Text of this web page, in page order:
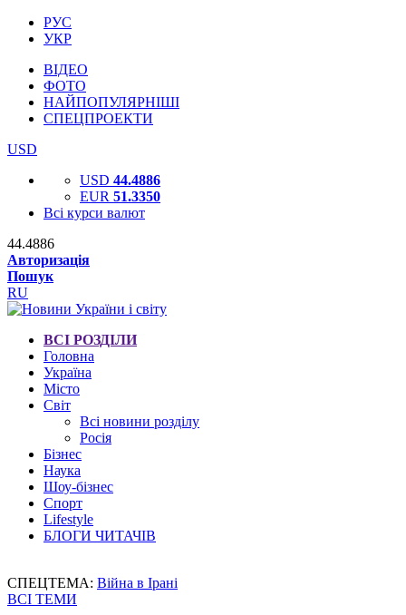
РУС
УКР
ВІДЕО
ФОТО
НАЙПОПУЛЯРНІШІ
СПЕЦПРОЕКТИ
USD
USD 44.4886
EUR 51.3350
Всі курси валют
44.4886
Авторизація
Пошук
RU
ВСІ РОЗДІЛИ
Головна
Україна
Місто
Світ
Всі новини розділу
Росія
Бізнес
Наука
Шоу-бізнес
Спорт
Lifestyle
БЛОГИ ЧИТАЧІВ
СПЕЦТЕМА: Війна в Ірані
ВСІ ТЕМИ